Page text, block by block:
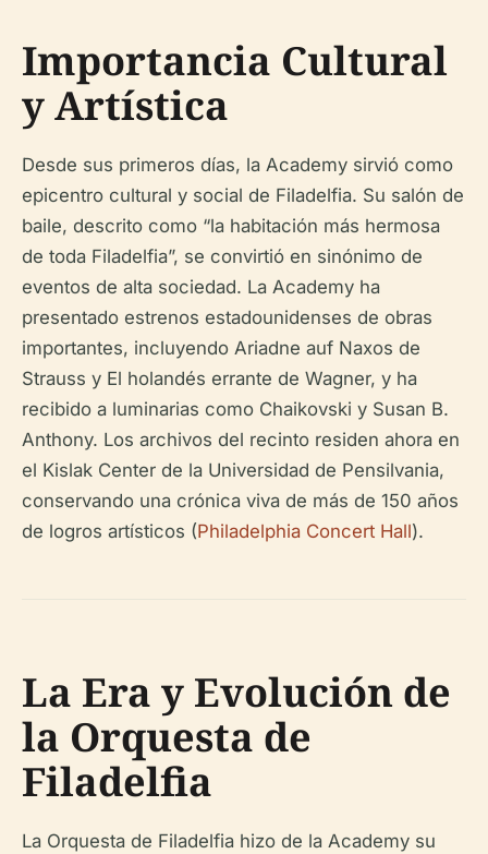
Importancia Cultural
y Artística
Desde sus primeros días, la Academy sirvió como
epicentro cultural y social de Filadelfia. Su salón de
baile, descrito como “la habitación más hermosa
de toda Filadelfia”, se convirtió en sinónimo de
eventos de alta sociedad. La Academy ha
presentado estrenos estadounidenses de obras
importantes, incluyendo Ariadne auf Naxos de
Strauss y El holandés errante de Wagner, y ha
recibido a luminarias como Chaikovski y Susan B.
Anthony. Los archivos del recinto residen ahora en
el Kislak Center de la Universidad de Pensilvania,
conservando una crónica viva de más de 150 años
de logros artísticos (Philadelphia Concert Hall).
La Era y Evolución de
la Orquesta de
Filadelfia
La Orquesta de Filadelfia hizo de la Academy su